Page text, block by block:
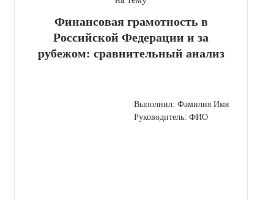
Финансовая грамотность в
Российской Федерации и за
рубежом: сравнительный анализ
Выполнил: Фамилия Имя
Руководитель: ФИО